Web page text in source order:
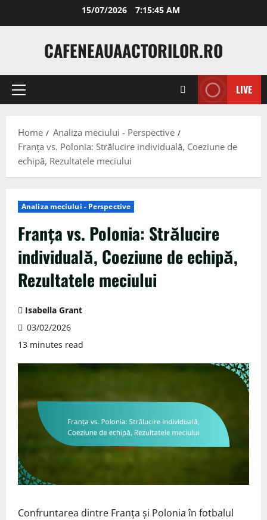
15/07/2026 7:15:46 AM
CAFENEAUAACTORILOR.RO
Primary
LIVE
Home
Analiza meciului - Perspective
Franța vs. Polonia: Strălucire individuală, Coeziune de
echipă, Rezultatele meciului
Analiza meciului - Perspective
Franța vs. Polonia: Strălucire
individuală, Coeziune de echipă,
Rezultatele meciului
Isabella Grant
03/02/2026
13 minutes read
Confruntarea dintre Franța și Polonia în fotbalul